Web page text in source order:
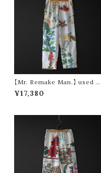
【Mr. Remake Man.】 used no
rdic cloth remake pants ①
¥17,380